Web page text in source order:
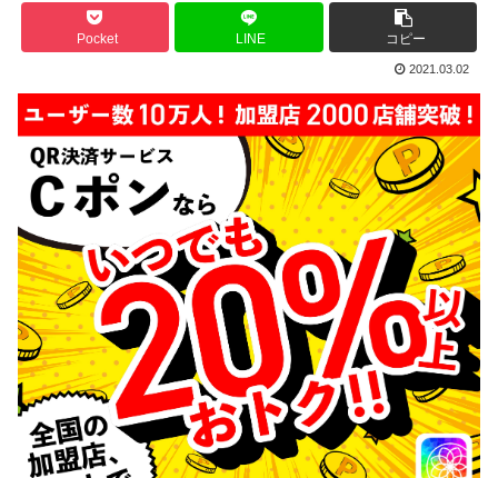
Pocket LINE コピー
2021.03.02